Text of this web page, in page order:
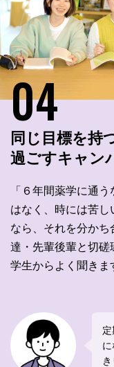
04
同じ目標を持
過ごすキャン
「６年間薬学に通
はなく、時には苦
なら、それを分か
達・先輩後輩と切磋
学生からよく聞きま